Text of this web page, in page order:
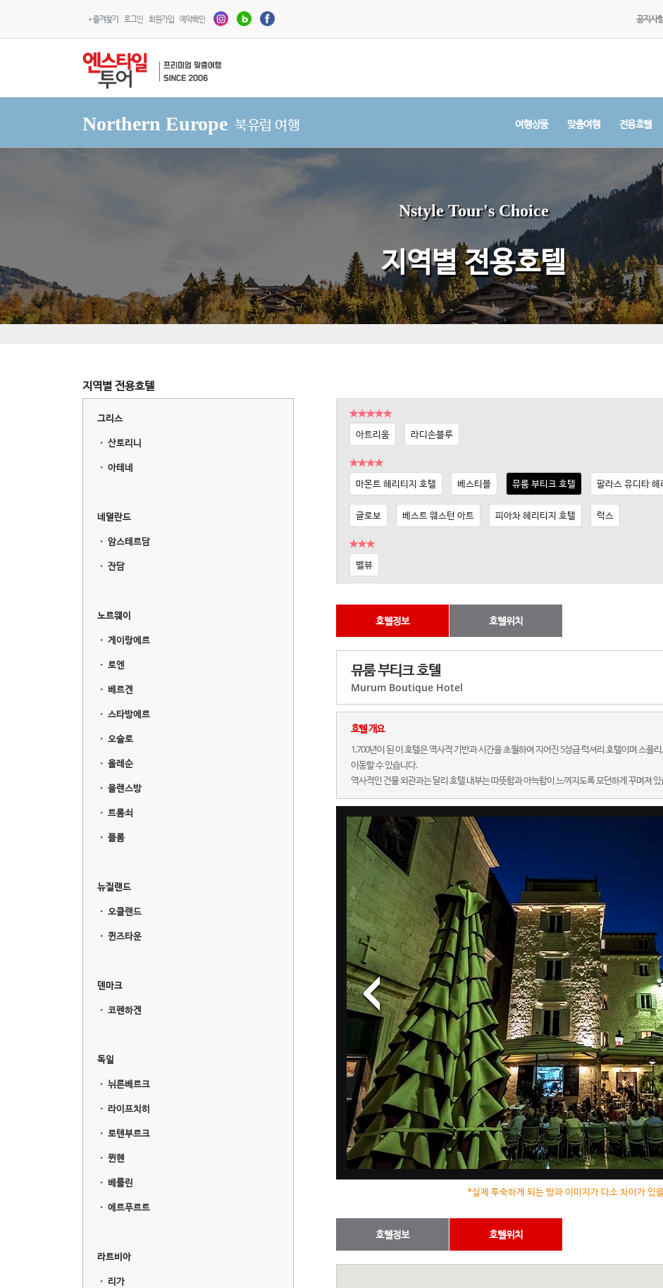
+ 즐겨찾기 로그인 회원가입 예약확인 공지사
Northern Europe 북유럽 여행 여행상품 맞춤여행 전용호텔
Nstyle Tour's Choice
지역별 전용호텔
지역별 전용호텔
그리스
ㆍ 산토리니
ㆍ 아테네
네덜란드
ㆍ 암스테르담
ㆍ 잔담
노르웨이
ㆍ 게이랑에르
ㆍ 로엔
ㆍ 베르겐
ㆍ 스타방에르
ㆍ 오슬로
ㆍ 올레순
ㆍ 울렌스방
ㆍ 트롬쇠
ㆍ 플롬
뉴질랜드
ㆍ 오클랜드
ㆍ 퀸즈타운
덴마크
ㆍ 코펜하겐
독일
ㆍ 뉘른베르크
ㆍ 라이프치히
ㆍ 로텐부르크
ㆍ 뮌헨
ㆍ 베를린
ㆍ 에르푸르트
라트비아
ㆍ 리가
★★★★★
아트리움
라디손블루
★★★★
마몬트 헤리티지 호텔
베스티블 뮤룸 부티크 호텔 팔라스 유디타 헤
글로보 베스트 웨스턴 아트 피아차 헤리티지 호텔 럭스
★★★
벨뷰
호텔정보 호텔위치
뮤룸 부티크 호텔
Murum Boutique Hotel
호텔 개요
1,700년이 된 이 호텔은 역사적 기반과 시간을 초월하여 지어진 5성급 럭셔리 호텔이며 스플
이동할 수 있습니다.
역사적인 건물 외관과는 달리 호텔 내부는 따뜻함과 아늑함이 느껴지도록 모던하게 꾸며져
*실제 투숙하게 되는 방과 이미지가 다소 차이가 있
호텔정보 호텔위치